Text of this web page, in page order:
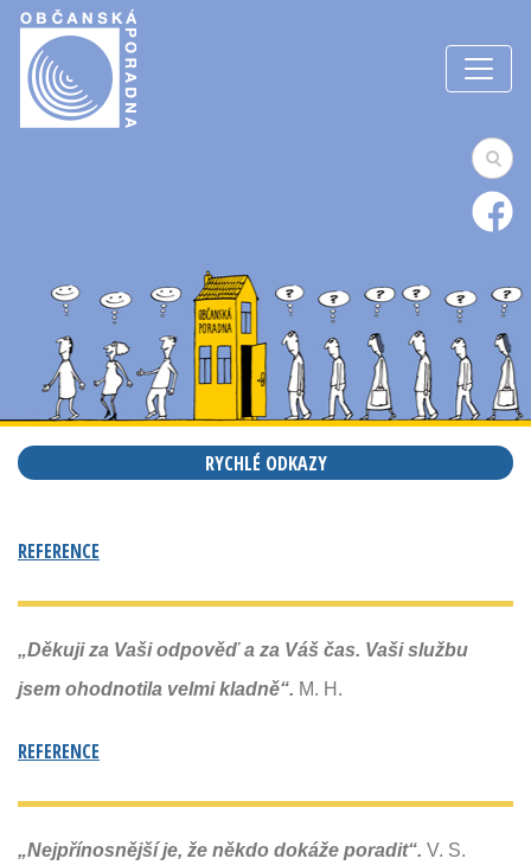
RYCHLÉ ODKAZY
REFERENCE
„Děkuji za Vaši odpověď a za Váš čas. Vaši službu
jsem ohodnotila velmi kladně“. M. H.
REFERENCE
„Nejpřínosnější je, že někdo dokáže poradit“. V. S.